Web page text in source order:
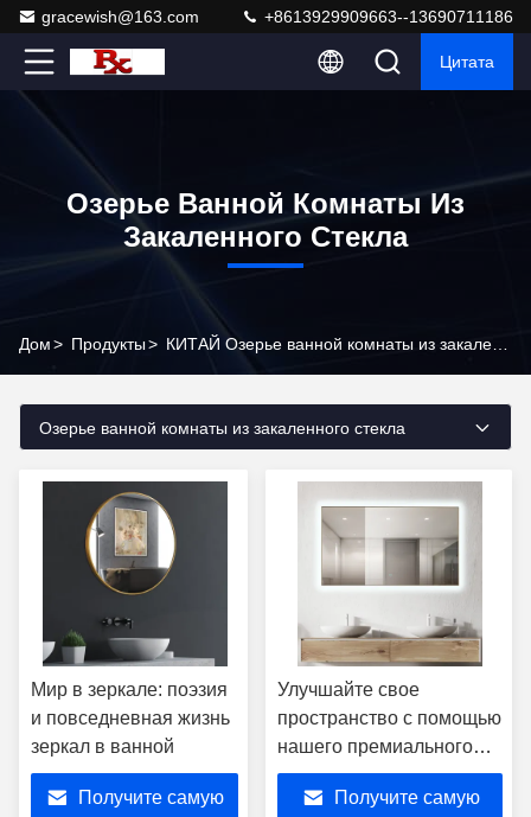
gracewish@163.com +8613929909663--13690711186
Цитата
Озерье Ванной Комнаты Из
Закаленного Стекла
Дом> Продукты>
Озерье ванной комнаты из закаленного стекла
Мир в зеркале: поэзия
и повседневная жизнь
зеркал в ванной
Получите самую
Улучшайте свое
пространство с помощью
нашего премиального
зеркала
Получите самую